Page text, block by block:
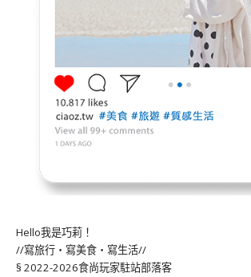
Hello我是巧莉！
//寫旅行・寫美食・寫生活//
§ 2022-2026食尚玩家駐站部落客